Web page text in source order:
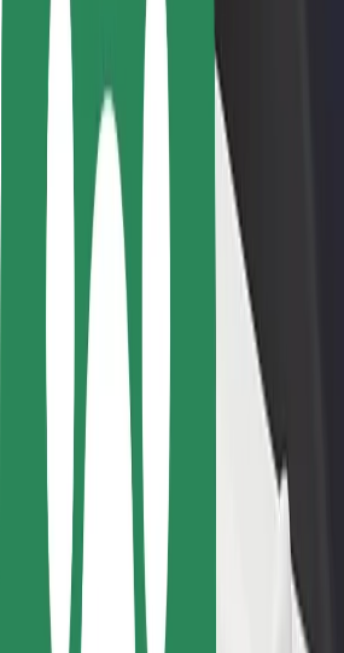
Varnost potnikov
Varnost voznikov
Varnost skirojev
Varnostni kotiček
Mesta
Lokacije
Rešitve za mesto
Letališča
Bolt polnilne postaje
Pomoč
Za potnike
Za voznike
Za dostavljavce
Bolt Food
Za lastnike voznih parkov